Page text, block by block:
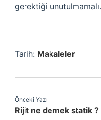
gerektiği unutulmamalı.
Tarih: Makaleler
Önceki Yazı
Rijit ne demek statik ?